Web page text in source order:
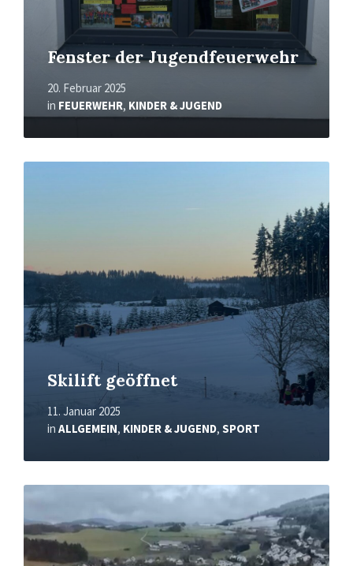
Fenster der Jugendfeuerwehr
20. Februar 2025
in FEUERWEHR, KINDER & JUGEND
Skilift geöffnet
11. Januar 2025
in ALLGEMEIN, KINDER & JUGEND, SPORT
Mehr
Mehr